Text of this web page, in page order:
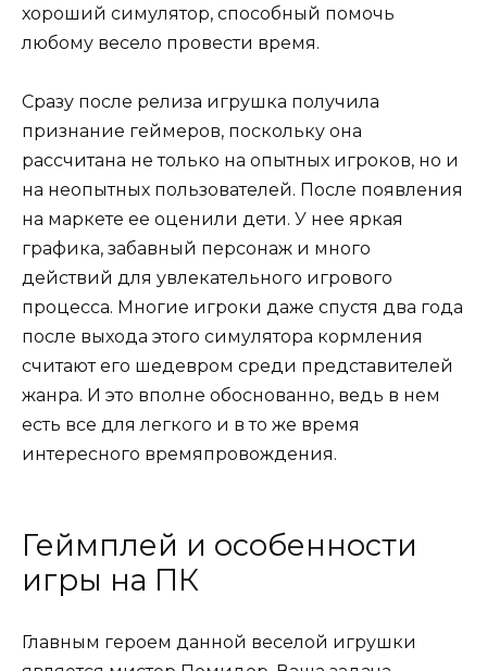
хороший симулятор, способный помочь
любому весело провести время.
Сразу после релиза игрушка получила
признание геймеров, поскольку она
рассчитана не только на опытных игроков, но и
на неопытных пользователей. После появления
на маркете ее оценили дети. У нее яркая
графика, забавный персонаж и много
действий для увлекательного игрового
процесса. Многие игроки даже спустя два года
после выхода этого симулятора кормления
считают его шедевром среди представителей
жанра. И это вполне обоснованно, ведь в нем
есть все для легкого и в то же время
интересного времяпровождения.
Геймплей и особенности
игры на ПК
Главным героем данной веселой игрушки